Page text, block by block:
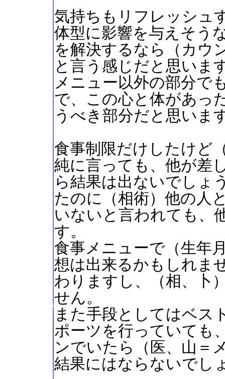
気持ちもリフレッシュ
体型に影響を与えそう
を解決するなら（カウ
と言う感じだと思いま
メニュー以外の部分で
で、この心と体があっ
うべき部分だと思いま
食事制限だけしたけど
純に言っても、他が差
ら結果は出ないでしょ
たのに（相術）他の人
いないと言われても、
す。
食事メニューで（生年
想は出来るかもしれま
わりますし、（相、卜
せん。
また手段としてはベス
ポーツを行っていても
ンでいたら（医、山＝
結果にはならないでし